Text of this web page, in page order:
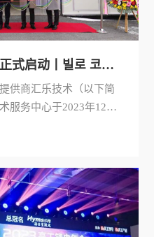
汇乐韩国技术服务中心正式启动丨빌로 코리아 기술 서비스 센터 공식 출범
供商汇乐技术（以下简
服务中心于2023年12月
하여2023년 12월 18일